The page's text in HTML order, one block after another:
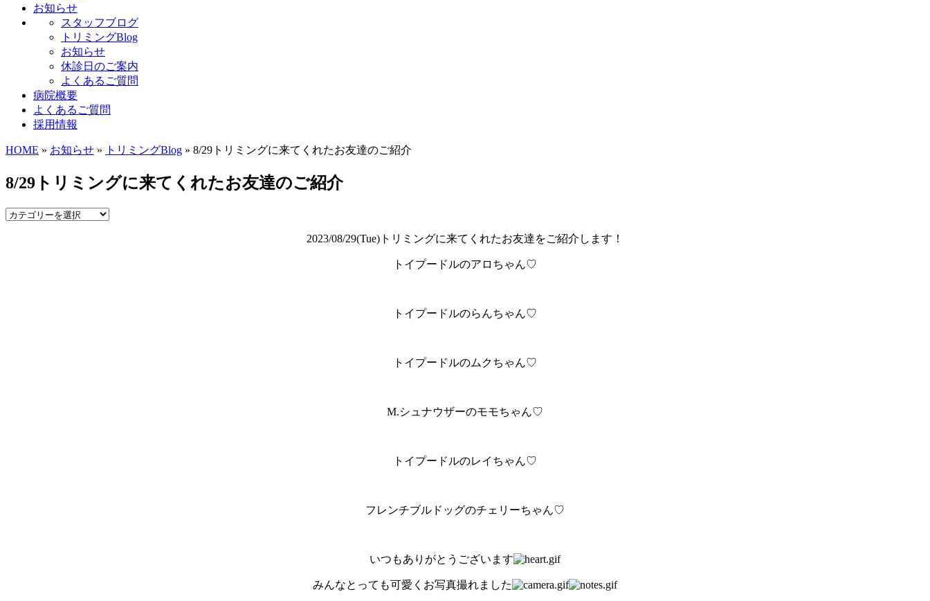
お知らせ
スタッフブログ
トリミングBlog
お知らせ
休診日のご案内
よくあるご質問
病院概要
よくあるご質問
採用情報
HOME » お知らせ » トリミングBlog » 8/29トリミングに来てくれたお友達のご紹介
8/29トリミングに来てくれたお友達のご紹介
2023/08/29(Tue) トリミングに来てくれたお友達をご紹介します！
トイプードルのアロちゃん♡
トイプードルのらんちゃん♡
トイプードルのムクちゃん♡
M.シュナウザーのモモちゃん♡
トイプードルのレイちゃん♡
フレンチブルドッグのチェリーちゃん♡
いつもありがとうございます
みんなとっても可愛くお写真撮れました